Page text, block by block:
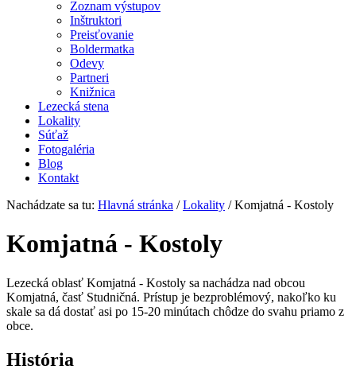
Zoznam výstupov
Inštruktori
Preisťovanie
Boldermatka
Odevy
Partneri
Knižnica
Lezecká stena
Lokality
Súťaž
Fotogaléria
Blog
Kontakt
Nachádzate sa tu: Hlavná stránka /Lokality /Komjatná - Kostoly
Komjatná - Kostoly
Lezecká oblasť Komjatná - Kostoly sa nachádza nad obcou
Komjatná, časť Studničná. Prístup je bezproblémový, nakoľko ku
skale sa dá dostať asi po 15-20 minútach chôdze do svahu priamo z
obce.
História